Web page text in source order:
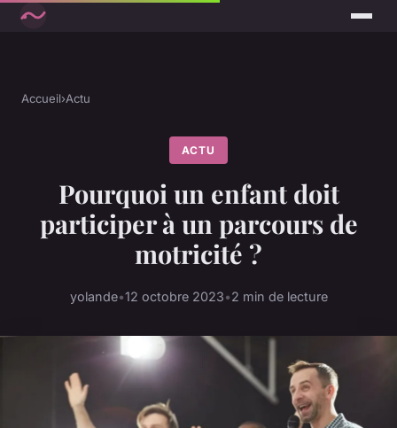
Accueil›Actu
ACTU
Pourquoi un enfant doit
participer à un parcours de
motricité ?
yolande•12 octobre 2023•2 min de lecture